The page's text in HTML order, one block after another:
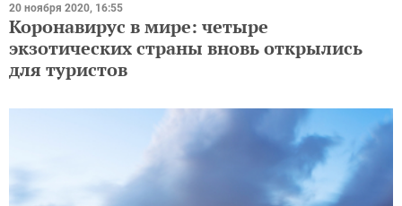
20 ноября 2020, 16:55
Коронавирус в мире: четыре
экзотических страны вновь открылись
для туристов